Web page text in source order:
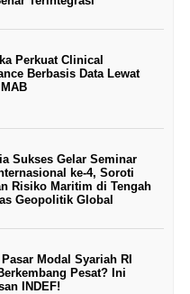
Perkuat Clinical
Berbasis Data Lewat
Sukses Gelar Seminar
ke-4, Soroti
Risiko Maritim di Tengah
Geopolitik Global
Modal Syariah RI
Pesat? Ini
INDEF!